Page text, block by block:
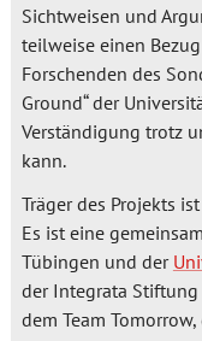
Sichtweisen und
teilweise einen
Forschenden des
Ground“ der
Verständigung trotz
kann.
Träger des Projekts
Es ist eine
Tübingen und der
der Integrata
dem Team